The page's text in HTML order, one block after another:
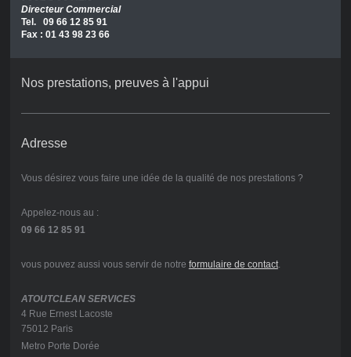
Directeur Commercial
Tel. 09 66 12 85 91
Fax : 01 43 98 23 66
Nos prestations, preuves à l'appui
Adresse
Vous désirez vous faire une idée de la qualité de nos prestations ?
Appelez-nous au :
09 66 12 85 91
vous pouvez aussi vous servir de notre formulaire de contact.
ATOUTCLEAN SERVICES
4 Rue Ernest Lacoste
75012 Paris
Metro Porte Dorée